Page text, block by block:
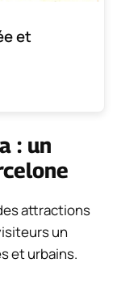
et
: un
attractions
un
et urbains.